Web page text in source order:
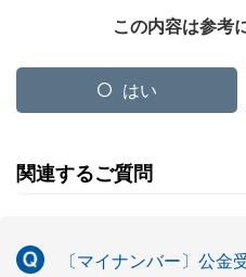
この内容は参考
はい
関連するご質問
〔マイナンバー〕公金